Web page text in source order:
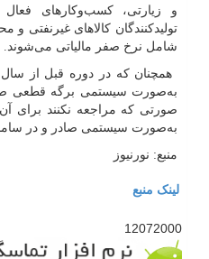
و زیارتی، کسب‌وکار‌های
تولیدکنندگان کالا‌های غیرنفتی
شامل نرخ صفر مالیاتی می‌شوند.
به‌صورت سیستمی برگه قطعی
صورتی که مراجعه نکنند برای
به‌صورت سیستمی صادر و در
منبع: نورنیوز
لینک منبع
12072000